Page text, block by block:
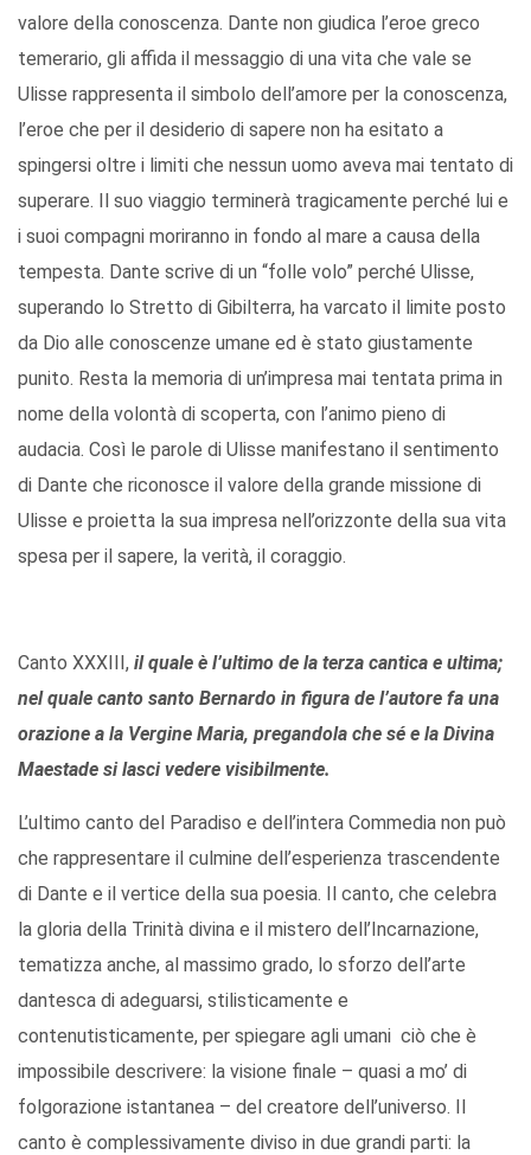
valore della conoscenza. Dante non giudica l’eroe greco
temerario, gli affida il messaggio di una vita che vale se
Ulisse rappresenta il simbolo dell’amore per la conoscenza,
l’eroe che per il desiderio di sapere non ha esitato a
spingersi oltre i limiti che nessun uomo aveva mai tentato di
superare. Il suo viaggio terminerà tragicamente perché lui e
i suoi compagni moriranno in fondo al mare a causa della
tempesta. Dante scrive di un “folle volo” perché Ulisse,
superando lo Stretto di Gibilterra, ha varcato il limite posto
da Dio alle conoscenze umane ed è stato giustamente
punito. Resta la memoria di un’impresa mai tentata prima in
nome della volontà di scoperta, con l’animo pieno di
audacia. Così le parole di Ulisse manifestano il sentimento
di Dante che riconosce il valore della grande missione di
Ulisse e proietta la sua impresa nell’orizzonte della sua vita
spesa per il sapere, la verità, il coraggio.
Canto XXXIII, il quale è l’ultimo de la terza cantica e ultima;
nel quale canto santo Bernardo in figura de l’autore fa una
orazione a la Vergine Maria, pregandola che sé e la Divina
Maestade si lasci vedere visibilmente.
L’ultimo canto del Paradiso e dell’intera Commedia non può
che rappresentare il culmine dell’esperienza trascendente
di Dante e il vertice della sua poesia. Il canto, che celebra
la gloria della Trinità divina e il mistero dell’Incarnazione,
tematizza anche, al massimo grado, lo sforzo dell’arte
dantesca di adeguarsi, stilisticamente e
contenutisticamente, per spiegare agli umani ciò che è
impossibile descrivere: la visione finale – quasi a mo’ di
folgorazione istantanea – del creatore dell’universo. Il
canto è complessivamente diviso in due grandi parti: la